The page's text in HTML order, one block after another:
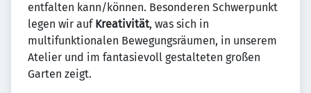
entfalten kann/können. Besonderen Schwerpunkt
legen wir aufKreativität, was sich in
multifunktionalen Bewegungsräumen, in unserem
Atelier und im fantasievoll gestalteten großen
Garten zeigt.